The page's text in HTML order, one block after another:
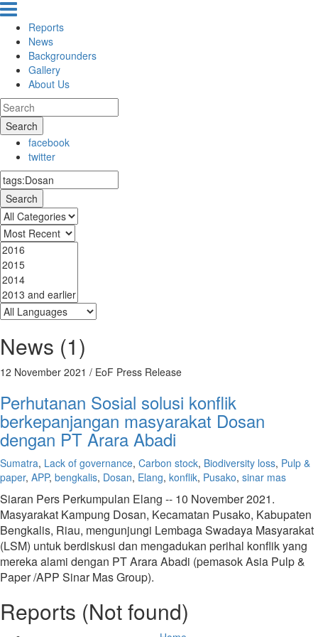
Reports
News
Backgrounders
Gallery
About Us
Search
facebook
twitter
Search
News (1)
12 November 2021 / EoF Press Release
Perhutanan Sosial solusi konflik
berkepanjangan masyarakat Dosan
dengan PT Arara Abadi
Sumatra, Lack of governance, Carbon stock, Biodiversity loss, Pulp &
paper, APP, bengkalis, Dosan, Elang, konflik, Pusako, sinar mas
Siaran Pers Perkumpulan Elang -- 10 November 2021.
Masyarakat Kampung Dosan, Kecamatan Pusako, Kabupaten
Bengkalis, Riau, mengunjungi Lembaga Swadaya Masyarakat
(LSM) untuk berdiskusi dan mengadukan perihal konflik yang
mereka alami dengan PT Arara Abadi (pemasok Asia Pulp &
Paper /APP Sinar Mas Group).
Reports (Not found)